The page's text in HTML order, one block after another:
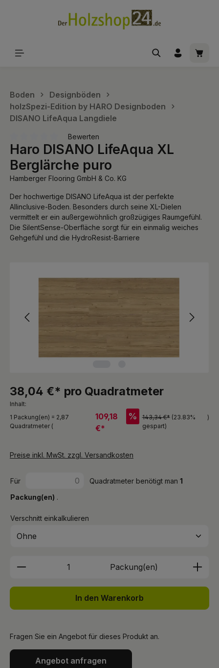
Boden
Designböden
holzSpezi-Edition by HARO Designboden
DISANO LifeAqua Langdiele
Durchschnittliche Bewertung von 0 von 5 Sternen
Bewerten
Haro DISANO LifeAqua XL
Berglärche puro
Hamberger Flooring GmbH & Co. KG
Der hochwertige DISANO LifeAqua ist der perfekte
Allinclusive-Boden. Besonders durch seine XL-Dielen
vermittelt er ein außergewöhnlich großzügiges Raumgefühl.
Die SilentSense-Oberfläche sorgt für ein einmalig weiches
Gehgefühl und die HydroResist-Barriere
38,04 €* pro Quadratmeter
Inhalt:
1 Packung(en) = 2,87
Quadratmeter (
109,18
€*
% 143,34 €* (23.83%
gespart)
)
Preise inkl. MwSt. zzgl. Versandkosten
Für Quadratmeter benötigt man 1
Packung(en) .
Verschnitt einkalkulieren
Produkt Anzahl: Gib den
Packung(en)
In den Warenkorb
Fragen Sie ein Angebot für dieses Produkt an.
Angebot anfragen